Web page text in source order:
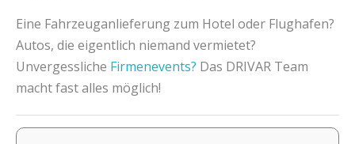
Eine Fahrzeuganlieferung zum Hotel oder Flughafen?
Autos, die eigentlich niemand vermietet?
Unvergessliche Firmenevents? Das DRIVAR Team
macht fast alles möglich!